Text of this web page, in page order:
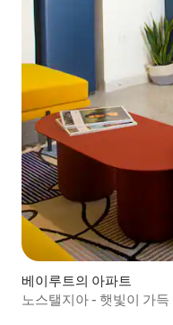
베이루트의 아파트
노스탤지아 - 햇빛이 가